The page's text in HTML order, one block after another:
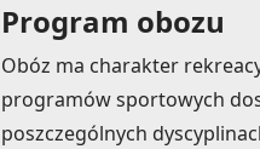
Program obozu
Obóz ma charakter
programów sportowych
poszczególnych